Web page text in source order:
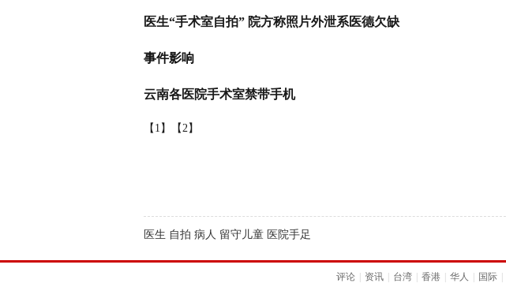
医生“手术室自拍” 院方称照片外泄系医德欠缺
事件影响
云南各医院手术室禁带手机
【1】 【2】
医生 自拍 病人 留守儿童 医院手足
评论 资讯 台湾 香港 华人 国际